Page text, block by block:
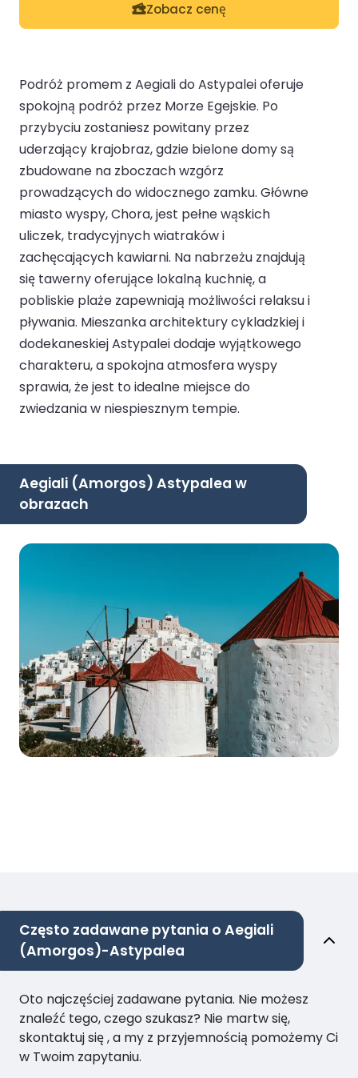
Zobacz cenę
Podróż promem z Aegiali do Astypalei oferuje
spokojną podróż przez Morze Egejskie. Po
przybyciu zostaniesz powitany przez
uderzający krajobraz, gdzie bielone domy są
zbudowane na zboczach wzgórz
prowadzących do widocznego zamku. Główne
miasto wyspy, Chora, jest pełne wąskich
uliczek, tradycyjnych wiatraków i
zachęcających kawiarni. Na nabrzeżu znajdują
się tawerny oferujące lokalną kuchnię, a
pobliskie plaże zapewniają możliwości relaksu i
pływania. Mieszanka architektury cykladzkiej i
dodekaneskiej Astypalei dodaje wyjątkowego
charakteru, a spokojna atmosfera wyspy
sprawia, że jest to idealne miejsce do
zwiedzania w niespiesznym tempie.
Aegiali (Amorgos) Astypalea w
obrazach
Często zadawane pytania o Aegiali
(Amorgos)-Astypalea
Oto najczęściej zadawane pytania. Nie możesz
znaleźć tego, czego szukasz? Nie martw się,
skontaktuj się , a my z przyjemnością pomożemy Ci
w Twoim zapytaniu.